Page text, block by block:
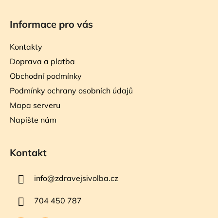
Informace pro vás
Kontakty
Doprava a platba
Obchodní podmínky
Podmínky ochrany osobních údajů
Mapa serveru
Napište nám
Kontakt
info@zdravejsivolba.cz
704 450 787